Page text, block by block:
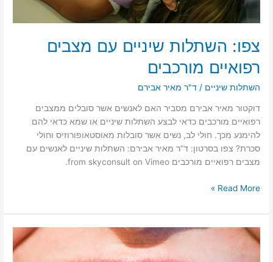
צפו: השתלות שיניים עם מצבים
רפואיים מורכבים
השתלות שיניים/ ד"ר מאיר אבירם
דוקטור מאיר אבירם מסביר האם לאנשים אשר סובלים ממצבים
רפואיים מורכבים כדאי לבצע השתלות שיניים או שמא כדאי להם
להימנע מכך. חולי לב, נשים אשר סובלות מאוסטאופורוזיס וחולי
סכרת? צפו בסרטון: ד”ר מאיר אבירם: השתלות שיניים לאנשים עם
מצבים רפואיים מורכבים from skyconsult on Vimeo.
צפו:
שיניים
עם
מצבים
Read More »